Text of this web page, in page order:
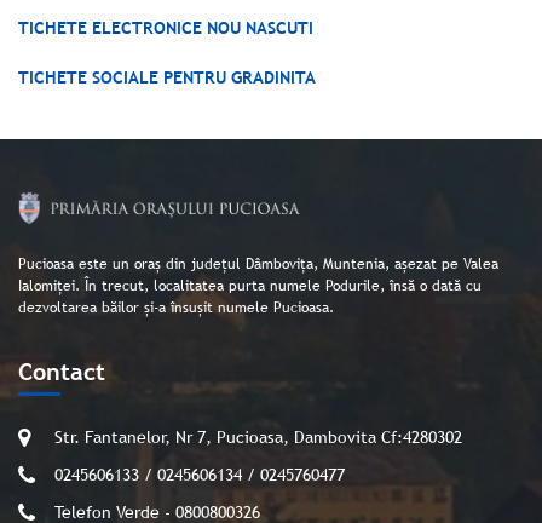
TICHETE ELECTRONICE NOU NASCUTI
TICHETE SOCIALE PENTRU GRADINITA
Pucioasa este un oraș din județul Dâmbovița, Muntenia, așezat pe Valea
Ialomiței. În trecut, localitatea purta numele Podurile, însă o dată cu
dezvoltarea băilor și-a însușit numele Pucioasa.
Contact
Str. Fantanelor, Nr 7, Pucioasa, Dambovita Cf:4280302
0245606133 / 0245606134 / 0245760477
Telefon Verde - 0800800326